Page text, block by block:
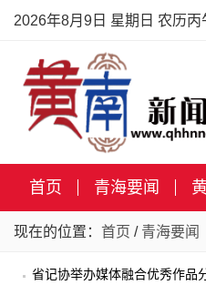
2026年8月9日 星期日 农历丙
首页 青海要闻
现在的位置： 首页 / 青海要闻
省记协举办媒体融合优秀作品